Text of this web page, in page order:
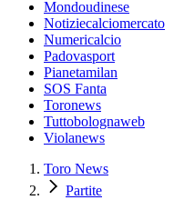
Mondoudinese
Notiziecalciomercato
Numericalcio
Padovasport
Pianetamilan
SOS Fanta
Toronews
Tuttobolognaweb
Violanews
Toro News
Partite